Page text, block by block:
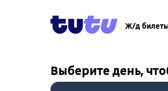
Ж/д
Выберите день,